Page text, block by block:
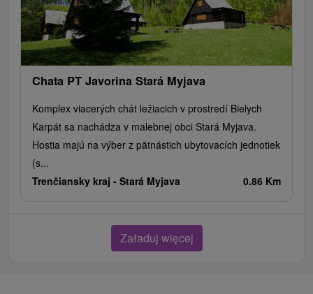
Chata PT Javorina Stará Myjava
Komplex viacerých chát ležiacich v prostredí Bielych
Karpát sa nachádza v malebnej obci Stará Myjava.
Hostia majú na výber z pätnástich ubytovacích jednotiek
(s...
Trenčiansky kraj - Stará Myjava 0.86 Km
Załaduj więcej